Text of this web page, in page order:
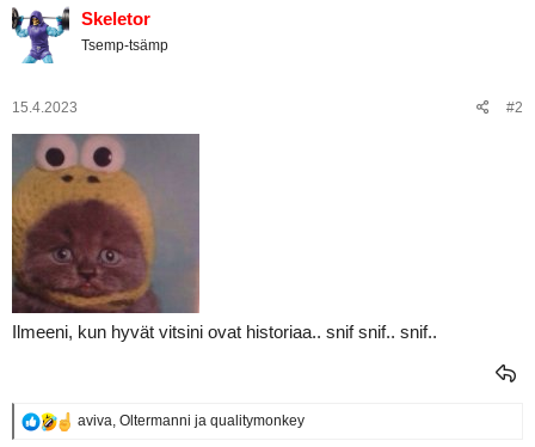
k
t
:
Skeletor
Tsemp-tsämp
15.4.2023 #2
Ilmeeni, kun hyvät vitsini ovat historiaa.. snif snif.. snif..
R
aviva Oltermanni ja qualitymonkey